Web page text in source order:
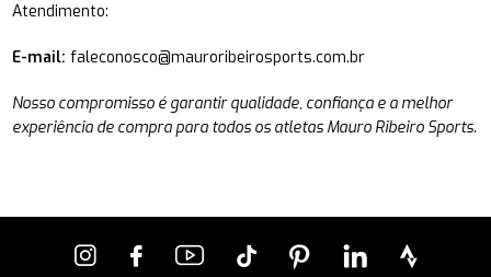
Atendimento:
E-mail: faleconosco@mauroribeirosports.com.br
Nosso compromisso é garantir qualidade, confiança e a melhor
experiência de compra para todos os atletas Mauro Ribeiro Sports.